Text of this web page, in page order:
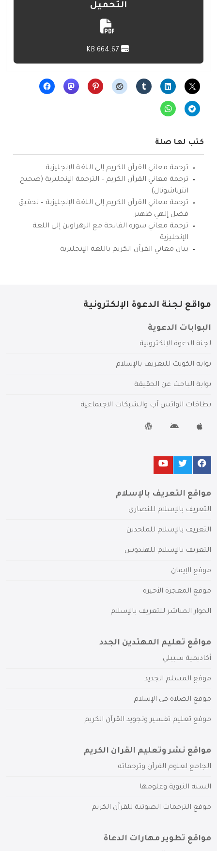
التحميل
كتب لها صلة
ترجمة معاني القرآن الكريم إلى اللغة الإنجليزية
ترجمة معاني القرآن الكريم – الترجمة الإنجليزية (صحيح
انترناشونال)
ترجمة معاني القرآن الكريم إلى اللغة الإنجليزية – تحقيق
فضل إلهي ظهير
ترجمة معاني سورة الفاتحة مع الزهراوين إلى اللغة
الإنجليزية
بيان معاني القرآن الكريم باللغة الإنجليزية
مواقع لجنة الدعوة الإلكترونية
البوابات الدعوية
لجنة الدعوة الإلكترونية
بوابة الكويت للتعريف بالإسلام
بوابة الباحث عن الحقيقة
بطاقات الواتس آب والشبكات الاجتماعية
مواقع التعريف بالإسلام
التعريف بالإسلام للنصارى
التعريف بالإسلام للملحدين
التعريف بالإسلام للهندوس
موقع الإيمان
موقع المعجزة الأخيرة
الحوار المباشر للتعريف بالإسلام
مواقع تعليم المهتدين الجدد
أكاديمية سبيلي
موقع المسلم الجديد
موقع الصلاة في الإسلام
موقع تعليم تفسير وتجويد القرآن الكريم
مواقع نشر وتعليم القرآن الكريم
الجامع لعلوم القرآن وترجماته
السنة النبوية وعلومها
موقع الترجمات الصوتية للقرآن الكريم
مواقع تطوير مهارات الدعاة